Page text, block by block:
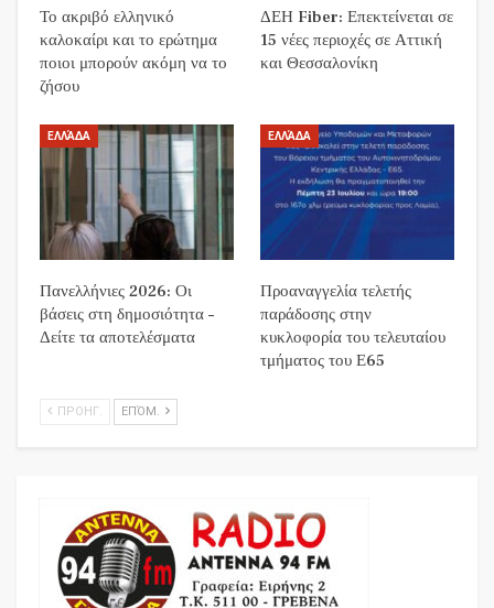
Το ακριβό ελληνικό
καλοκαίρι και το ερώτημα
ποιοι μπορούν ακόμη να το
ζήσου
ΔΕΗ Fiber: Επεκτείνεται σε
15 νέες περιοχές σε Αττική
και Θεσσαλονίκη
ΕΛΛΆΔΑ
Πανελλήνιες 2026: Οι
βάσεις στη δημοσιότητα –
Δείτε τα αποτελέσματα
ΕΛΛΆΔΑ
Προαναγγελία τελετής
παράδοσης στην
κυκλοφορία του τελευταίου
τμήματος του Ε65
ΠΡΟΗΓ. ΕΠΌΜ.